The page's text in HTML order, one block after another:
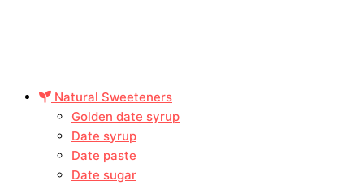
Natural Sweeteners
Golden date syrup
Date syrup
Date paste
Date sugar